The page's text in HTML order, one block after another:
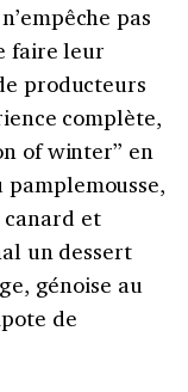
pas
faire leur
producteurs
complète,
of winter” en
pamplemousse,
et
un dessert
génoise au
de